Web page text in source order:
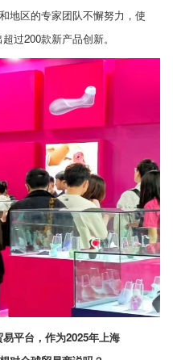
地区的专家团队不懈努力，使
过200款新产品创新。
平台，作为2025年上海